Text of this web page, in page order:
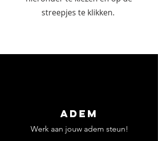
streepjes te klikken.
Adem
Werk aan jouw adem steun!